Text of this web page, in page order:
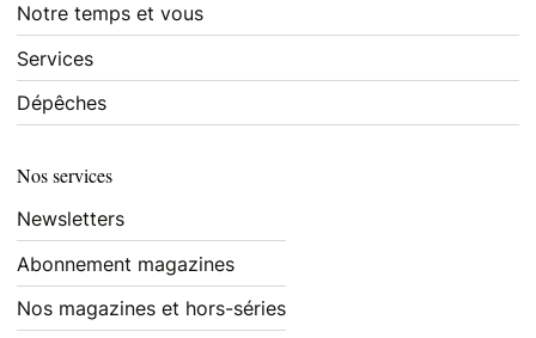
Notre temps et vous
Services
Dépêches
Nos services
Newsletters
Abonnement magazines
Nos magazines et hors-séries